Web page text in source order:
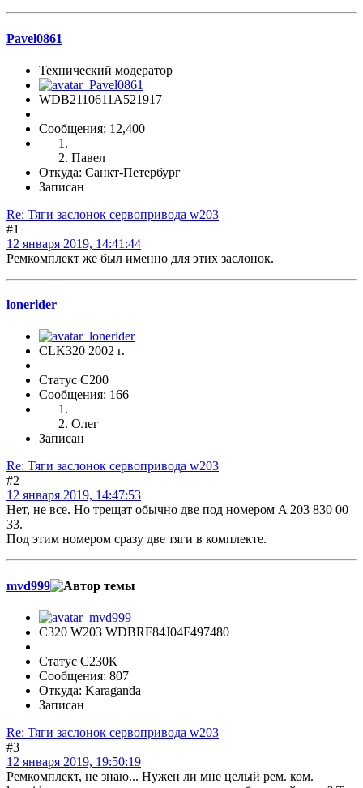
Pavel0861
Технический модератор
WDB2110611A521917
Сообщения: 12,400
Павел
Откуда: Санкт-Петербург
Записан
Re: Тяги заслонок сервопривода w203
#1
12 января 2019, 14:41:44
Ремкомплект же был именно для этих заслонок.
lonerider
CLK320 2002 г.
Статус C200
Сообщения: 166
Олег
Записан
Re: Тяги заслонок сервопривода w203
#2
12 января 2019, 14:47:53
Нет, не все. Но трещат обычно две под номером A 203 830 00
33.
Под этим номером сразу две тяги в комплекте.
mvd999
C320 W203 WDBRF84J04F497480
Статус С230К
Сообщения: 807
Откуда: Karaganda
Записан
Re: Тяги заслонок сервопривода w203
#3
12 января 2019, 19:50:19
Ремкомплект, не знаю... Нужен ли мне целый рем. ком.